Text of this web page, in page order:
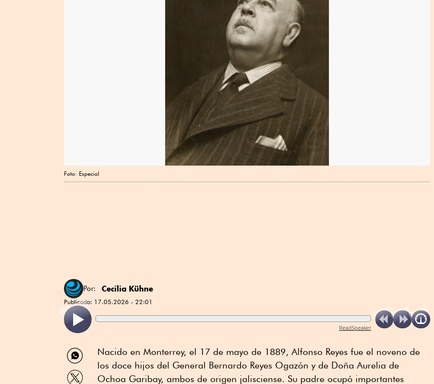
Foto: Especial
Por: Cecilia Kühne
Publicado: 17.05.2026 - 22:01
ReadSpeaker
Compartir
por
WhatsApp
Compartir
por
Nacido en Monterrey, el 17 de mayo de 1889, Alfonso Reyes fue el noveno de
los doce hijos del General Bernardo Reyes Ogazón y de Doña Aurelia de
Ochoa Garibay, ambos de origen jalisciense. Su padre ocupó importantes